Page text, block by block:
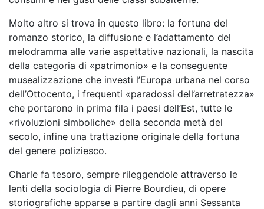
Molto altro si trova in questo libro: la fortuna del
romanzo storico, la diffusione e l’adattamento del
melodramma alle varie aspettative nazionali, la nascita
della categoria di «patrimonio» e la conseguente
musealizzazione che investì l’Europa urbana nel corso
dell’Ottocento, i frequenti «paradossi dell’arretratezza»
che portarono in prima fila i paesi dell’Est, tutte le
«rivoluzioni simboliche» della seconda metà del
secolo, infine una trattazione originale della fortuna
del genere poliziesco.
Charle fa tesoro, sempre rileggendole attraverso le
lenti della sociologia di Pierre Bourdieu, di opere
storiografiche apparse a partire dagli anni Sessanta